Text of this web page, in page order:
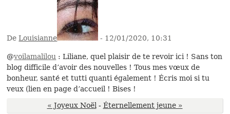
DeLouisianne - 12/01/2020, 10:31
@voilamalilou : Liliane, quel plaisir de te revoir ici ! Sans ton
blog difficile d’avoir des nouvelles ! Tous mes vœux de
bonheur, santé et tutti quanti également ! Écris moi si tu
veux (lien en page d’accueil ! Bises !
« Joyeux Noël - Éternellement jeune »